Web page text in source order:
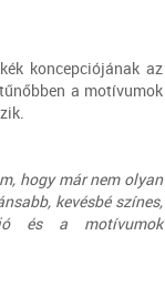
koncepciójának az
a motívumok
hogy már nem olyan
kevésbé színes,
és a motívumok